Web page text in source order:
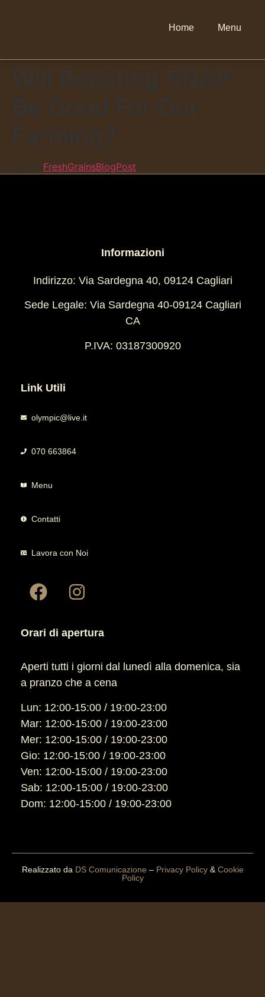
Home Menu
FreshGrainsBlogPost
Informazioni
Indirizzo: Via Sardegna 40, 09124 Cagliari
Sede Legale: Via Sardegna 40-09124 Cagliari
CA
P.IVA: 03187300920
Link Utili
olympic@live.it
070 663864
Menu
Contatti
Lavora con Noi
Orari di apertura
Aperti tutti i giorni dal lunedì alla domenica, sia
a pranzo che a cena
Lun: 12:00-15:00 / 19:00-23:00
Mar: 12:00-15:00 / 19:00-23:00
Mer: 12:00-15:00 / 19:00-23:00
Gio: 12:00-15:00 / 19:00-23:00
Ven: 12:00-15:00 / 19:00-23:00
Sab: 12:00-15:00 / 19:00-23:00
Dom: 12:00-15:00 / 19:00-23:00
Realizzato da DS Comunicazione – Privacy Policy& Cookie
Policy